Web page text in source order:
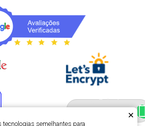
×
tecnologias semelhantes para
Fale com um especialista
enxoval